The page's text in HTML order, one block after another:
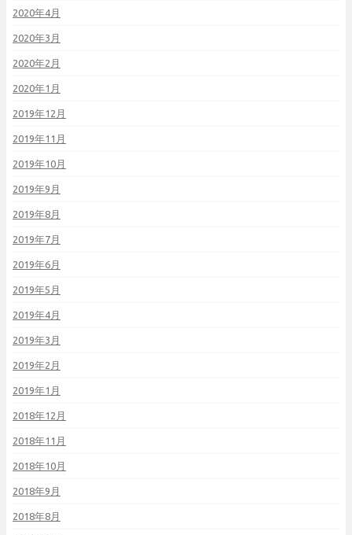
2020年4月
2020年3月
2020年2月
2020年1月
2019年12月
2019年11月
2019年10月
2019年9月
2019年8月
2019年7月
2019年6月
2019年5月
2019年4月
2019年3月
2019年2月
2019年1月
2018年12月
2018年11月
2018年10月
2018年9月
2018年8月